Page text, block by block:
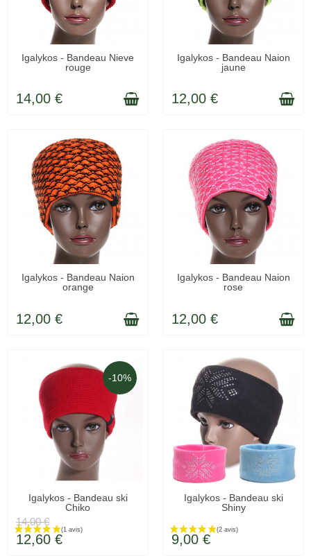
LIVRÉ SOUS 48H
Igalykos - Bandeau Nieve
rouge
14,00 €
LIVRÉ SOUS 48H
Igalykos - Bandeau Naion
jaune
12,00 €
LIVRÉ SOUS 48H
Igalykos - Bandeau Naion
orange
12,00 €
LIVRÉ SOUS 48H
Igalykos - Bandeau Naion
rose
12,00 €
-10%
LIVRÉ SOUS 48H
Igalykos - Bandeau ski
Chiko
14,00 €
12,60 €
LIVRÉ SOUS 48H
Igalykos - Bandeau ski
Shiny
9,00 €